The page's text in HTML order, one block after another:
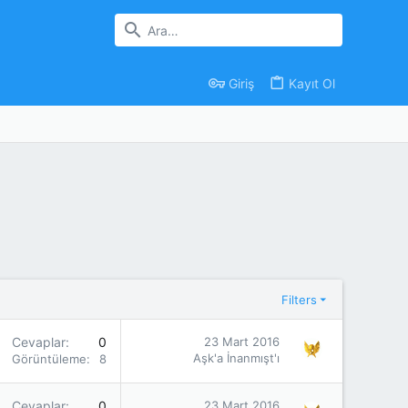
Giriş Kayıt Ol
Filters
Cevaplar 0
Görüntüleme
23 Mart 2016
Aşk'a İnanmışt'ı